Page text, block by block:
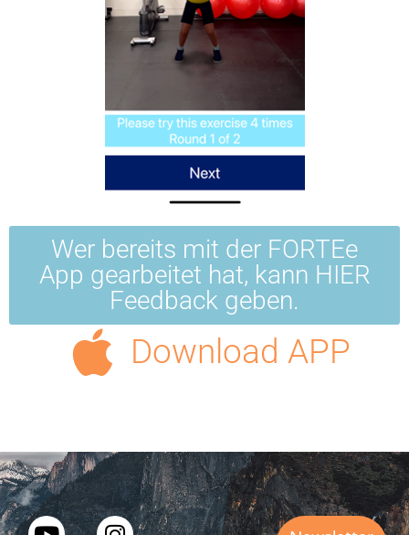
Wer bereits mit der FORTEe
App gearbeitet hat, kann HIER
Feedback geben.
Download APP